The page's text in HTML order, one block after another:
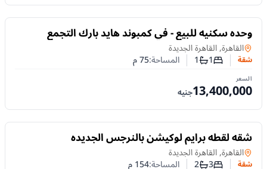
للبيع
وحده سكنيه للبيع - في كمبوند هايد بارك التجمع
الخامس
شقةفي
القاهرة, القاهرة الجديدة
شقة عدد غرف النوم
1عدد الحمامات
1 المساحة:75م
السعر
13,400,000جنيه
للبيع
شقه لُقطه برايم لوكيشن بالنرجس الجديده
شقةفي
القاهرة, القاهرة الجديدة
شقة 3
2 المساحة:154م